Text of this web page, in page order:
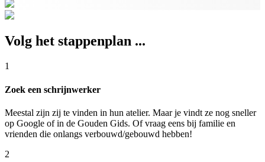
Volg het stappenplan ...
1
Zoek een schrijnwerker
Meestal zijn zij te vinden in hun atelier. Maar je vindt ze nog sneller
op Google of in de Gouden Gids. Of vraag eens bij familie en
vrienden die onlangs verbouwd/gebouwd hebben!
2